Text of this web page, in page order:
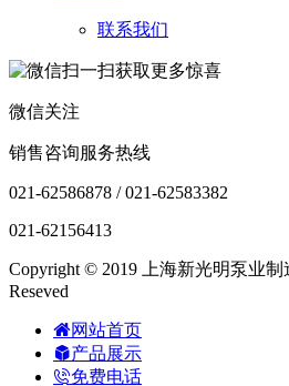
联系我们
微信关注
销售咨询服务热线
021-62586878 / 021-62583382
021-62156413
Copyright © 2019 上海新光明泵业
Reseved
网站首页
产品展示
免费电话